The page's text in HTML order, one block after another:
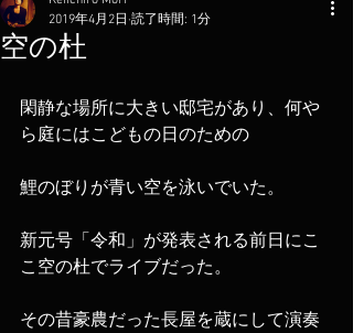
空の杜
2019年4月2日 読了時間: 1分
閑静な場所に大きい邸宅があり、何や
ら庭にはこどもの日のための
鯉のぼりが青い空を泳いでいた。
新元号「令和」が発表される前日にこ
こ空の杜でライブだった。
その昔豪農だった長屋を蔵にして演奏